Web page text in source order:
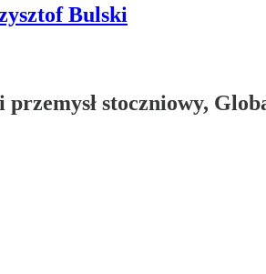
Bulski
stoczniowy,